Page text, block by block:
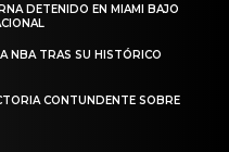
DETENIDO EN MIAMI BAJO
NBA TRAS SU HISTÓRICO
CONTUNDENTE SOBRE